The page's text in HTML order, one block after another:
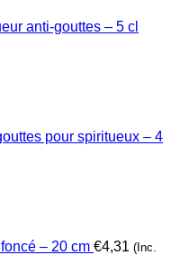
anti-gouttes – 5 cl
pour spiritueux – 4
– 20 cm €4,31 (Inc.